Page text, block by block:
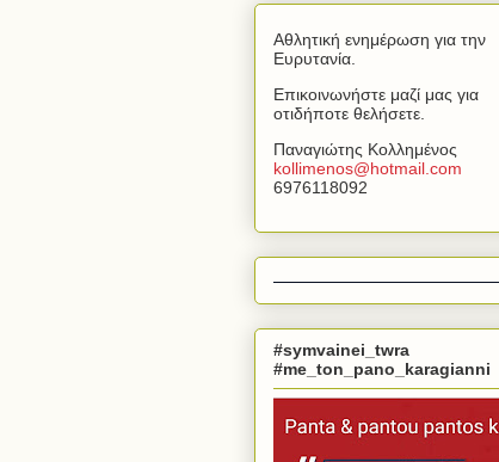
Αθλητική ενημέρωση για την
Ευρυτανία.
Επικοινωνήστε μαζί μας για
οτιδήποτε θελήσετε.
Παναγιώτης Κολλημένος
kollimenos@hotmail com
6976118092
#symvainei_twra
#me_ton_pano_karagianni